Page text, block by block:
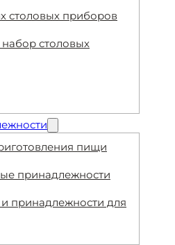
столовых приборов
столовых
пищи
принадлежности
принадлежности для